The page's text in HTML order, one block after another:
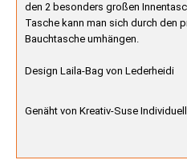
den 2 besonders großen
Tasche kann man sich durch den
Bauchtasche umhängen.
Design Laila-Bag von Lederheidi
Genäht von Kreativ-Suse